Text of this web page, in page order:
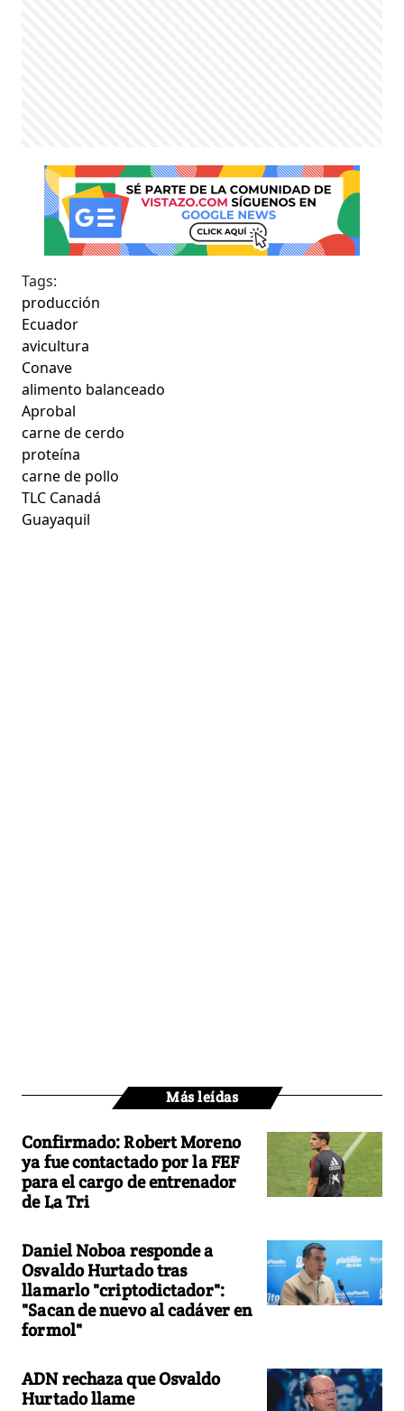
Tags:
producción
Ecuador
avicultura
Conave
alimento balanceado
Aprobal
carne de cerdo
proteína
carne de pollo
TLC Canadá
Guayaquil
Más leídas
Confirmado: Robert Moreno
ya fue contactado por la FEF
para el cargo de entrenador
de La Tri
Daniel Noboa responde a
Osvaldo Hurtado tras
llamarlo "criptodictador":
"Sacan de nuevo al cadáver en
formol"
ADN rechaza que Osvaldo
Hurtado llame